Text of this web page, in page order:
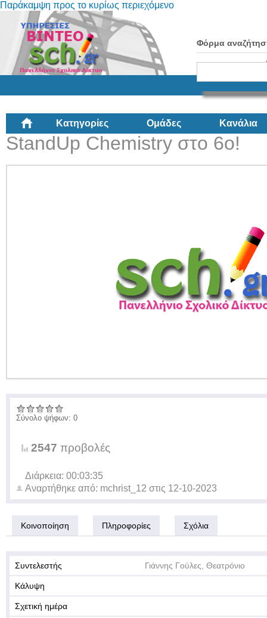
Παράκαμψη προς το κυρίως περιεχόμενο
Φόρμα
Κατηγορίες Ομάδες Κανάλια
StandUp Chemistry στο 6ο!
Σύνολο ψήφων: 0
2547 προβολές
Διάρκεια: 00:03:35
Αναρτήθηκε από: mchrist_12 στις 12-10-2023
Κοινοποίηση Πληροφορίες Σχόλια
Συντελεστής Γιάννης Γούλες, Θεατρόνιο
Κάλυψη
Σχετική ημέρα